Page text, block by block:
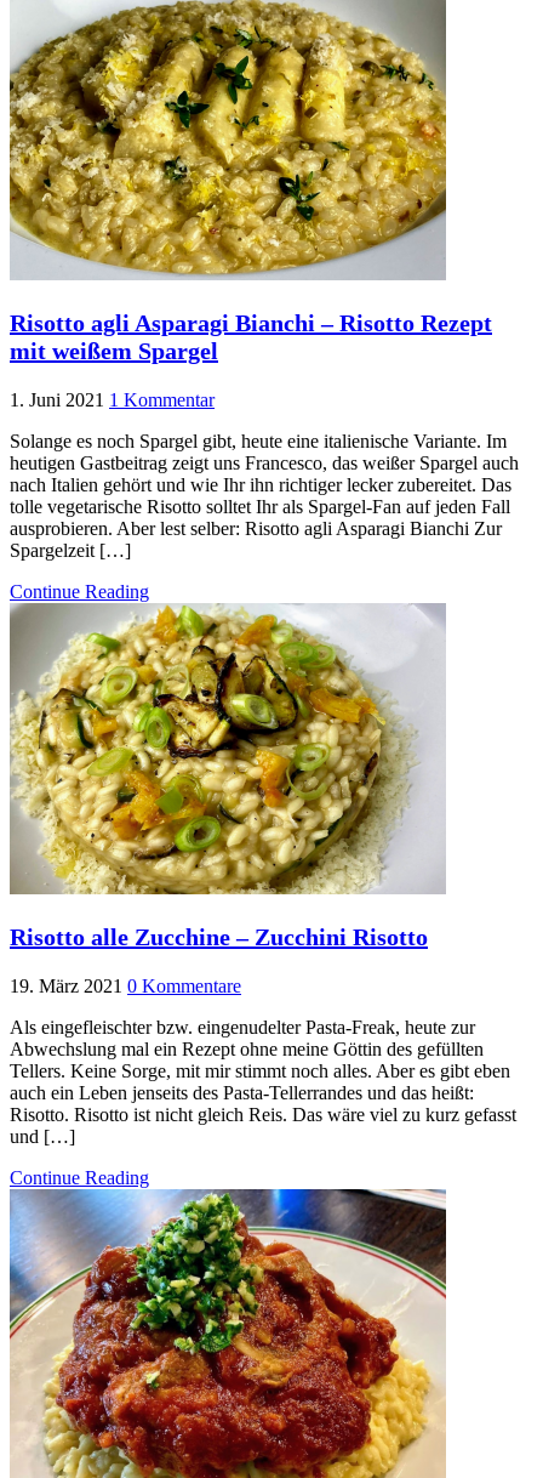
Risotto agli Asparagi Bianchi – Risotto Rezept
mit weißem Spargel
1. Juni 2021 1 Kommentar
Solange es noch Spargel gibt, heute eine italienische Variante. Im
heutigen Gastbeitrag zeigt uns Francesco, das weißer Spargel auch
nach Italien gehört und wie Ihr ihn richtiger lecker zubereitet. Das
tolle vegetarische Risotto solltet Ihr als Spargel-Fan auf jeden Fall
ausprobieren. Aber lest selber: Risotto agli Asparagi Bianchi Zur
Spargelzeit […]
Continue Reading
Risotto alle Zucchine – Zucchini Risotto
19. März 2021 0 Kommentare
Als eingefleischter bzw. eingenudelter Pasta-Freak, heute zur
Abwechslung mal ein Rezept ohne meine Göttin des gefüllten
Tellers. Keine Sorge, mit mir stimmt noch alles. Aber es gibt eben
auch ein Leben jenseits des Pasta-Tellerrandes und das heißt:
Risotto. Risotto ist nicht gleich Reis. Das wäre viel zu kurz gefasst
und […]
Continue Reading